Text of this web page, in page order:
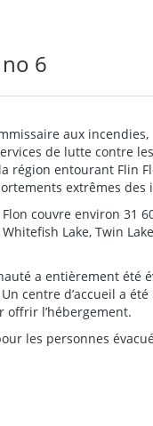
6
aux incendies,
de lutte contre
région entourant Flin
extrêmes des
couvre environ 31
Lake, Twin
a entièrement été
centre d’accueil a
offrir l’hébergement.
les personnes